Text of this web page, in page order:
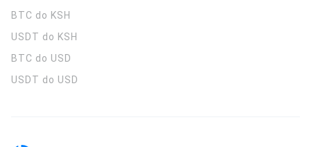
BTC do KSH
USDT do KSH
BTC do USD
USDT do USD